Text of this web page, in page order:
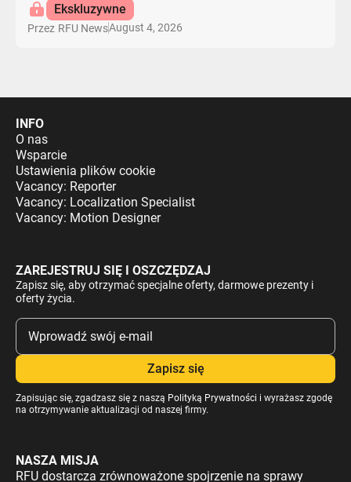
Ekskluzywne
Przez RFU NewsAugust 4, 2026
INFO
O nas
Wsparcie
Ustawienia plików cookie
Vacancy: Reporter
Vacancy: Localization Specialist
Vacancy: Motion Designer
ZAREJESTRUJ SIĘ I OSZCZĘDZAJ
Zapisz się, aby otrzymać specjalne oferty, darmowe prezenty i
oferty życia.
Zapisując się, zgadzasz się z naszą Polityką Prywatności i wyrażasz zgodę
na otrzymywanie aktualizacji od naszej firmy.
NASZA MISJA
RFU dostarcza zrównoważone spojrzenie na sprawy